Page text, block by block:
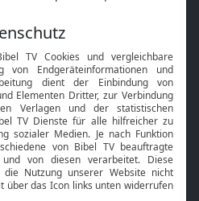
Mobile App
Smart TV
HbbTV
Bibelthek Online-Bibel
Nächster Gottesdienst
Service